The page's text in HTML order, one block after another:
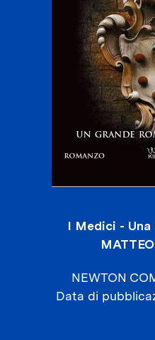
I Medici -
NEWTON
Data di